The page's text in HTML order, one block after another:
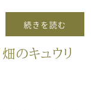
続きを読む
のキュウリ